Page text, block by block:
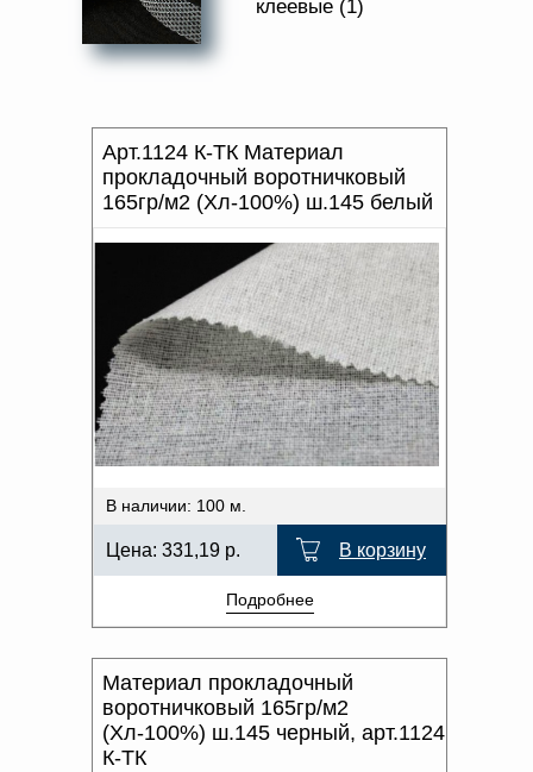
Доверенность на
получение груза
Документы по работе с
Вопросы и ответы
Новости | Статьи
клеевые (1)
Арт.1124 К-ТК Материал
прокладочный воротничковый
165гр/м2 (Хл-100%) ш.145 белый
В наличии: 100 м.
Цена: 331,19 р. В корзину
Подробнее
Материал прокладочный
воротничковый 165гр/м2
(Хл-100%) ш.145 черный, арт.1124
К-ТК
корзину